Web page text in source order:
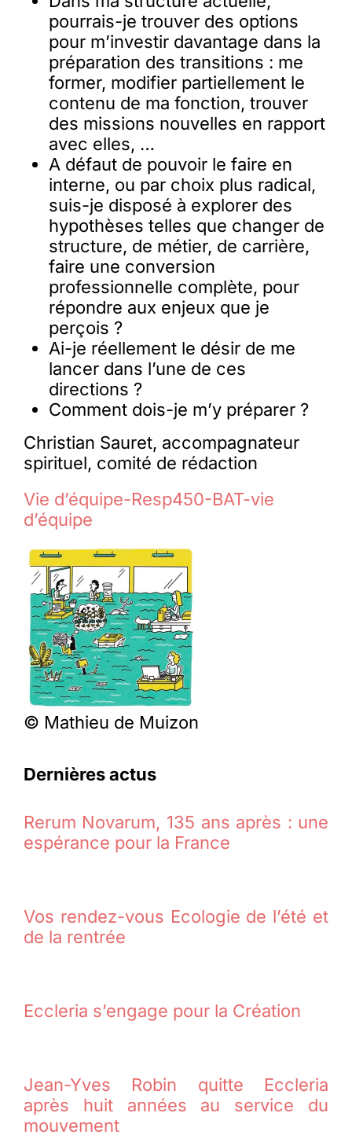
pourrais-je trouver des options
pour m’investir davantage dans la
préparation des transitions : me
former, modifier partiellement le
contenu de ma fonction, trouver
des missions nouvelles en rapport
avec elles, …
A défaut de pouvoir le faire en
interne, ou par choix plus radical,
suis-je disposé à explorer des
hypothèses telles que changer de
structure, de métier, de carrière,
faire une conversion
professionnelle complète, pour
répondre aux enjeux que je
perçois ?
Ai-je réellement le désir de me
lancer dans l’une de ces
directions ?
Comment dois-je m’y préparer ?
Christian Sauret, accompagnateur
spirituel, comité de rédaction
Vie d’équipe-Resp450-BAT-vie
d’équipe
© Mathieu de Muizon
Dernières actus
Rerum Novarum, 135 ans après : une
espérance pour la France
Vos rendez-vous Ecologie de l’été et
de la rentrée
Eccleria s’engage pour la Création
Jean-Yves Robin quitte Eccleria
après huit années au service du
mouvement